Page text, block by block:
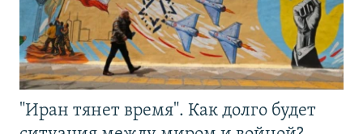
"Иран тянет время". Как долго будет